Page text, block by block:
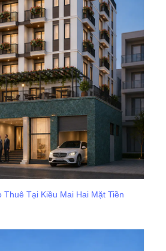
Thuê Tại Kiều Mai Hai Mặt Tiền